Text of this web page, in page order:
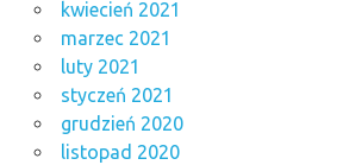
kwiecień 2021
marzec 2021
luty 2021
styczeń 2021
grudzień 2020
listopad 2020